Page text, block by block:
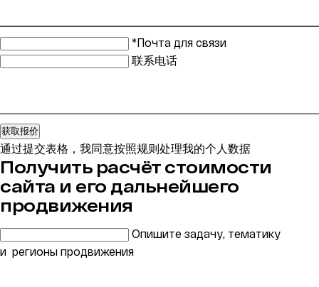
*Почта для связи
联系电话
获取报价
通过提交表格，我同意按照规则处理我的个人数据
Получить расчёт стоимости
сайта и его дальнейшего
продвижения
Опишите задачу, тематику
и регионы продвижения